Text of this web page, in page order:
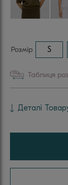
Розмір S
Таблиця
Деталі